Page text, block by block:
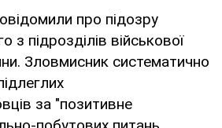
про підозру
з підрозділів військової
Зловмисник систематично
за "позитивне